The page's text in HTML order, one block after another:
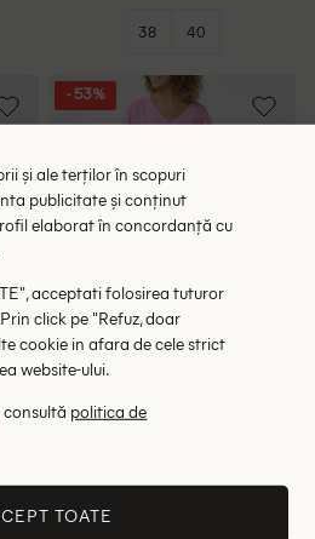
38 40
- 53%
Rochie medie Cream, roz
și ale terților în scopuri
publicitate și conținut
elaborat în concordanță cu
acceptati folosirea tuturor
click pe "Refuz, doar
cookie in afara de cele strict
website-ului.
politica de
TOATE